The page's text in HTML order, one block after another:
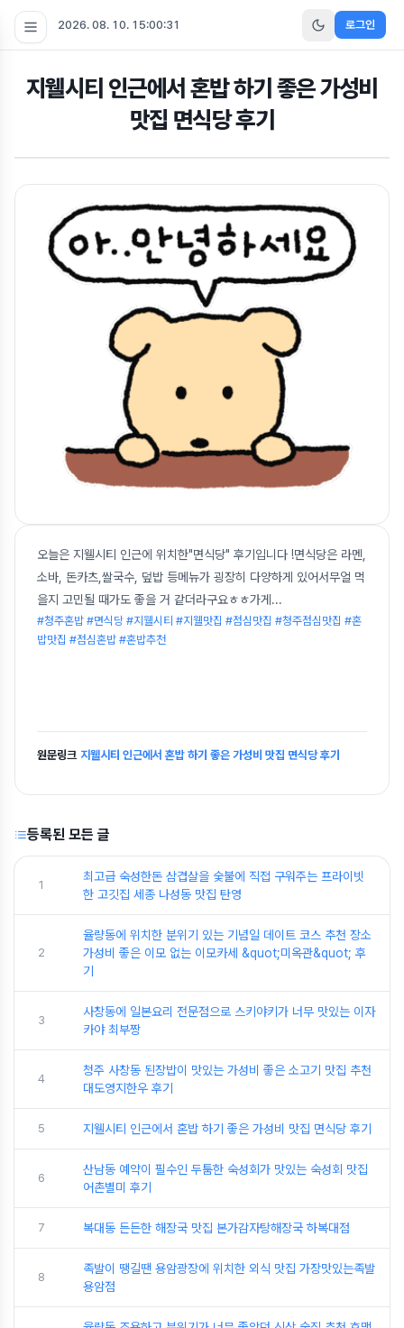
2026. 08. 10. 15:00:32 로그인
지웰시티 인근에서 혼밥 하기 좋은 가성비
맛집 면식당 후기
오늘은 지웰시티 인근에 위치한"면식당" 후기입니다 !면식당은 라멘,
소바, 돈카츠,쌀국수, 덮밥 등메뉴가 굉장히 다양하게 있어서무얼 먹
을지 고민될 때가도 좋을 거 같더라구요ㅎㅎ가게 ...
#청주혼밥 #면식당 #지웰시티 #지웰맛집 #점심맛집 #청주점심맛집 #혼
밥맛집 #점심혼밥 #혼밥추천
원문링크 지웰시티 인근에서 혼밥 하기 좋은 가성비 맛집 면식당 후기
등록된 모든 글
1
최고급 숙성한돈 삼겹살을 숯불에 직접 구워주는 프라이빗
한 고깃집 세종 나성동 맛집 탄영
2
율량동에 위치한 분위기 있는 기념일 데이트 코스 추천 장소
가성비 좋은 이모 없는 이모카세 &quot;미옥관&quot; 후
기
3
사창동에 일본요리 전문점으로 스키야키가 너무 맛있는 이자
카야 최부짱
4
청주 사창동 된장밥이 맛있는 가성비 좋은 소고기 맛집 추천
대도영지한우 후기
5 지웰시티 인근에서 혼밥 하기 좋은 가성비 맛집 면식당 후기
6
산남동 예약이 필수인 두툼한 숙성회가 맛있는 숙성회 맛집
어촌별미 후기
7 복대동 든든한 해장국 맛집 본가감자탕해장국 하복대점
8
족발이 땡길땐 용암광장에 위치한 외식 맛집 가장맛있는족발
용암점